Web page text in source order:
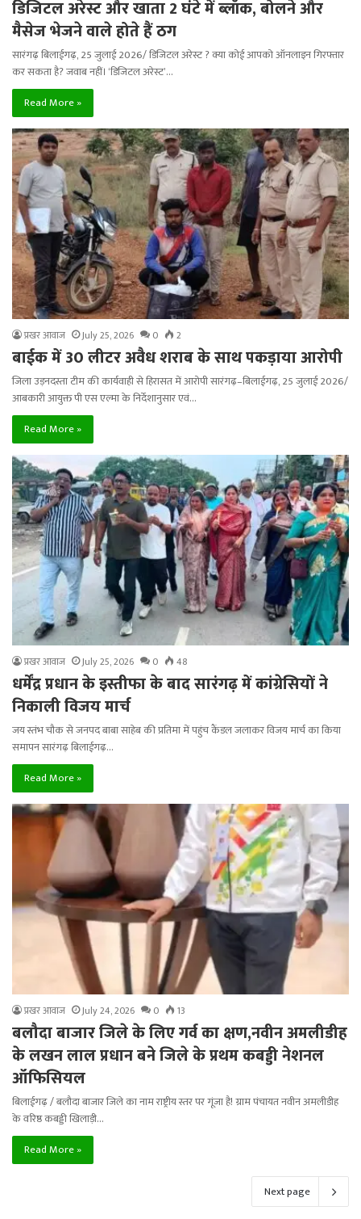
डिजिटल अरेस्ट और खाता 2 घंटे में ब्लॉक, बोलने और
मैसेज भेजने वाले होते हैं ठग
सारंगढ़ बिलाईगढ़, 25 जुलाई 2026/ डिजिटल अरेस्ट ? क्या कोई आपको ऑनलाइन गिरफ्तार
कर सकता है? जवाब नहीं। ‘डिजिटल अरेस्ट’…
Read More »
प्रखर आवाज July 25, 2026 0 2
बाईक में 30 लीटर अवैध शराब के साथ पकड़ाया आरोपी
जिला उड़नदस्ता टीम की कार्यवाही से हिरासत में आरोपी सारंगढ़–बिलाईगढ़, 25 जुलाई 2026/
आबकारी आयुक्त पी एस एल्मा के निर्देशानुसार एवं…
Read More »
प्रखर आवाज July 25, 2026 0 48
धर्मेंद्र प्रधान के इस्तीफा के बाद सारंगढ़ में कांग्रेसियों ने
निकाली विजय मार्च
जय स्तंभ चौक से जनपद बाबा साहेब की प्रतिमा में पहुंच कैंडल जलाकर विजय मार्च का किया
समापन सारंगढ़ बिलाईगढ़…
Read More »
प्रखर आवाज July 24, 2026 0 13
बलौदा बाजार जिले के लिए गर्व का क्षण,नवीन अमलीडीह
के लखन लाल प्रधान बने जिले के प्रथम कबड्डी नेशनल
ऑफिसियल
बिलाईगढ़ / बलौदा बाजार जिले का नाम राष्ट्रीय स्तर पर गूंजा है! ग्राम पंचायत नवीन अमलीडीह
के वरिष्ठ कबड्डी खिलाड़ी…
Read More »
Next page